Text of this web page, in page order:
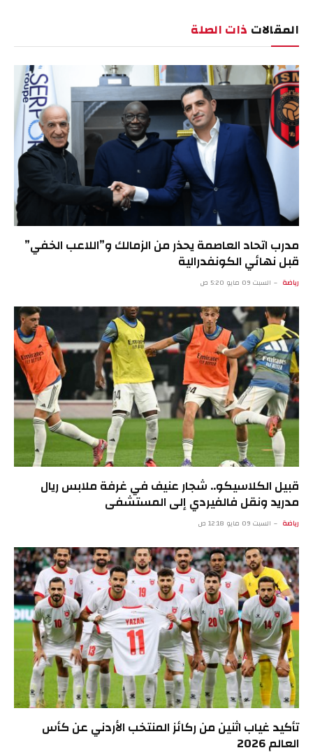
المقالات ذات الصلة
مدرب اتحاد العاصمة يحذر من الزمالك و”اللاعب الخفي”
قبل نهائي الكونفدرالية
رياضة السبت 09 مايو 5:20 ص
قبيل الكلاسيكو.. شجار عنيف في غرفة ملابس ريال
مدريد ونقل فالفيردي إلى المستشفى
رياضة السبت 09 مايو 12:18 ص
تأكيد غياب اثنين من ركائز المنتخب الأردني عن كأس
العالم 2026